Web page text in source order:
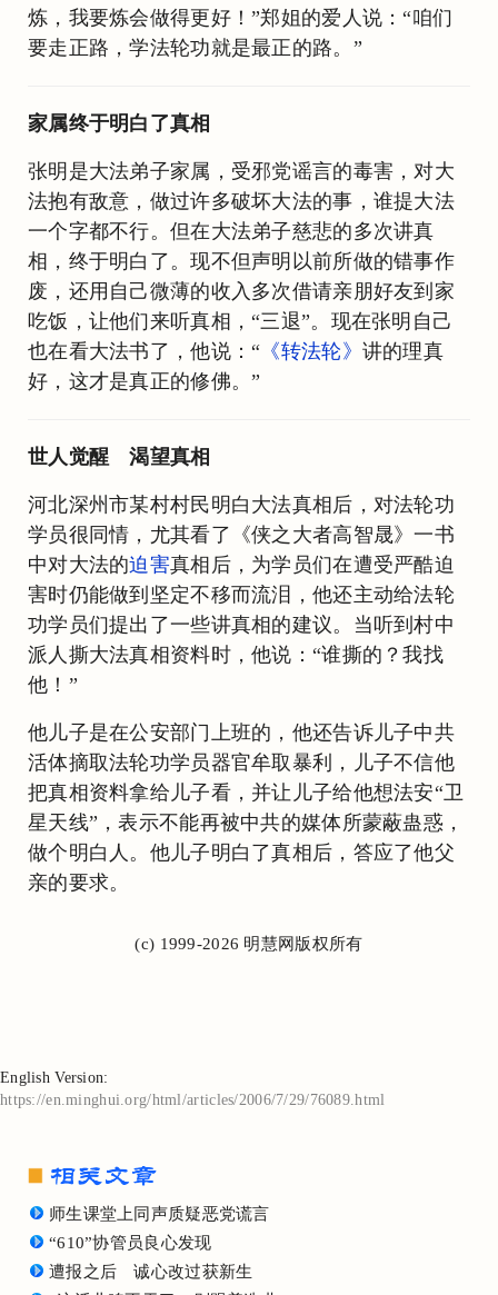
炼，我要炼会做得更好！”郑姐的爱人说：“咱们
要走正路，学法轮功就是最正的路。”
家属终于明白了真相
张明是大法弟子家属，受邪党谣言的毒害，对大
法抱有敌意，做过许多破坏大法的事，谁提大法
一个字都不行。但在大法弟子慈悲的多次讲真
相，终于明白了。现不但声明以前所做的错事作
废，还用自己微薄的收入多次借请亲朋好友到家
吃饭，让他们来听真相，“三退”。现在张明自己
也在看大法书了，他说：“ 《转法轮》 讲的理真
好，这才是真正的修佛。”
世人觉醒 渴望真相
河北深州市某村村民明白大法真相后，对法轮功
学员很同情，尤其看了《侠之大者高智晟》一书
中对大法的迫害真相后，为学员们在遭受严酷迫
害时仍能做到坚定不移而流泪，他还主动给法轮
功学员们提出了一些讲真相的建议。当听到村中
派人撕大法真相资料时，他说：“谁撕的？我找
他！”
他儿子是在公安部门上班的，他还告诉儿子中共
活体摘取法轮功学员器官牟取暴利，儿子不信他
把真相资料拿给儿子看，并让儿子给他想法安“卫
星天线”，表示不能再被中共的媒体所蒙蔽蛊惑，
做个明白人。他儿子明白了真相后，答应了他父
亲的要求。
(c) 1999-2026 明慧网版权所有
English Version:
https://en.minghui.org/html/articles/2006/7/29/76089.html
师生课堂上同声质疑恶党谎言
“610”协管员良心发现
遭报之后 诚心改过获新生